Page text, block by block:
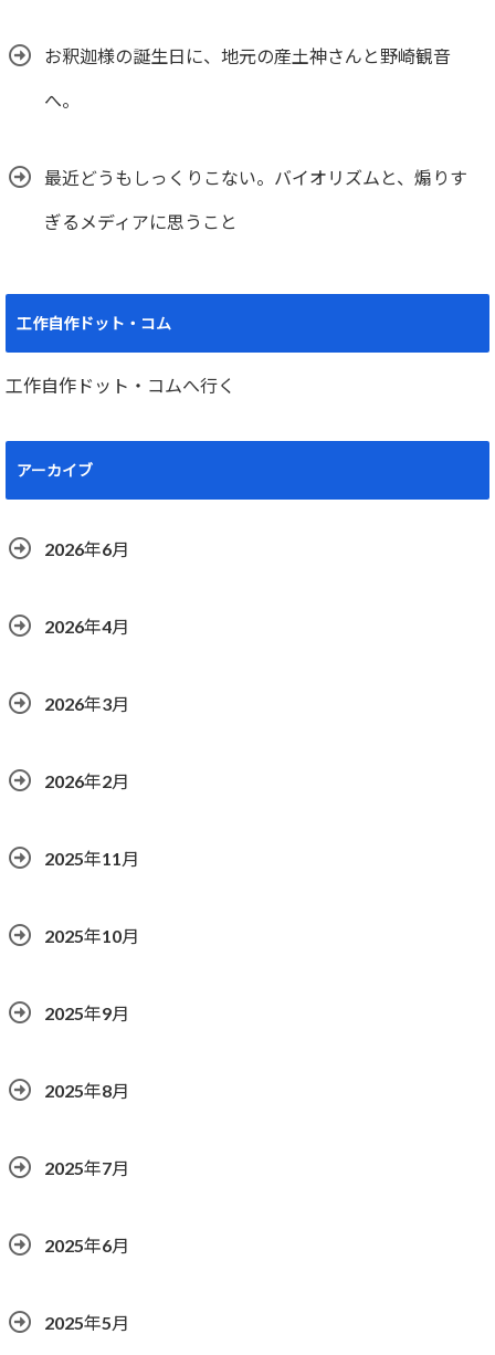
お釈迦様の誕生日に、地元の産土神さんと野崎観音
へ。
最近どうもしっくりこない。バイオリズムと、煽りす
ぎるメディアに思うこと
工作自作ドット・コム
工作自作ドット・コムへ行く
アーカイブ
2026年6月
2026年4月
2026年3月
2026年2月
2025年11月
2025年10月
2025年9月
2025年8月
2025年7月
2025年6月
2025年5月